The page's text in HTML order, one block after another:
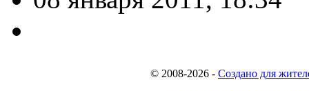
© 2008-2026 - Создано для